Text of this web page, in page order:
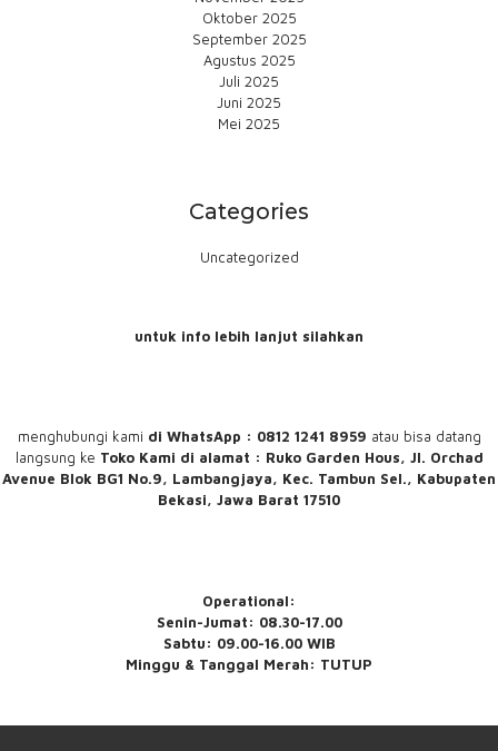
Oktober 2025
September 2025
Agustus 2025
Juli 2025
Juni 2025
Mei 2025
Categories
Uncategorized
untuk info lebih lanjut silahkan
menghubungi kami di WhatsApp : 0812 1241 8959 atau bisa datang
langsung ke Toko Kami di alamat : Ruko Garden Hous, Jl. Orchad
Avenue Blok BG1 No.9, Lambangjaya, Kec. Tambun Sel., Kabupaten
Bekasi, Jawa Barat 17510
Operational:
Senin-Jumat: 08.30-17.00
Sabtu: 09.00-16.00 WIB
Minggu & Tanggal Merah: TUTUP